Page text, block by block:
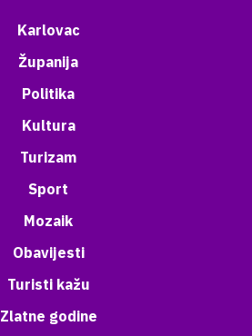
Karlovac
Županija
Politika
Kultura
Turizam
Sport
Mozaik
Obavijesti
Turisti kažu
Zlatne godine